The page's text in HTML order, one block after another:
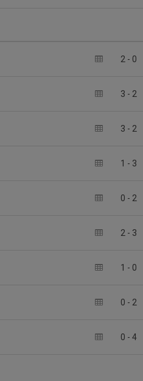
2 - 0
3 - 2
3 - 2
1 - 3
0 - 2
2 - 3
1 - 0
0 - 2
0 - 4